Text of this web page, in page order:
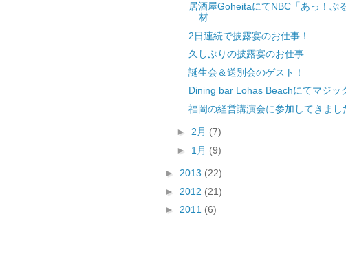
居酒屋GoheitaにてNBC「あっ！ぷ
材
2日連続で披露宴のお仕事！
久しぶりの披露宴のお仕事
誕生会＆送別会のゲスト！
Dining bar Lohas Beachにてマジッ
福岡の経営講演会に参加してきまし
► 2月 (7)
► 1月 (9)
► 2013 (22)
► 2012 (21)
► 2011 (6)